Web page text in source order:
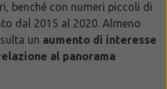
benché con numeri piccoli di
dal 2015 al 2020. Almeno
un aumento di interesse
al panorama